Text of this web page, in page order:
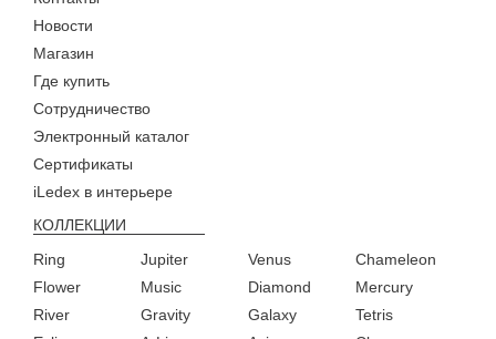
Новости
Магазин
Где купить
Сотрудничество
Электронный каталог
Сертификаты
iLedex в интерьере
КОЛЛЕКЦИИ
Ring
Flower
Jupiter
Music
Venus
Diamond
Chameleon
Mercury
River
Gravity
Galaxy
Tetris